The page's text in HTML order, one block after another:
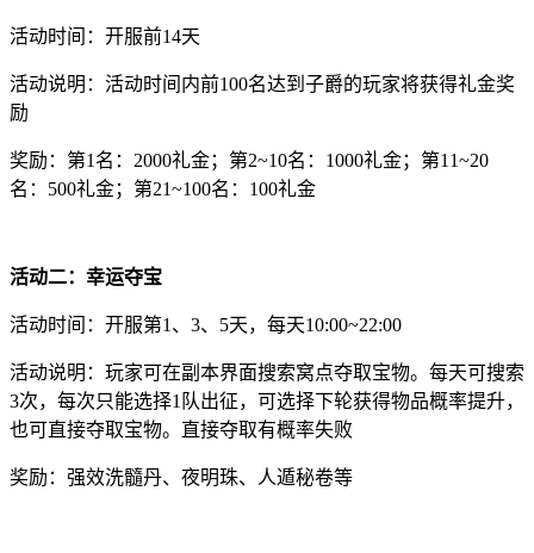
活动时间：开服前14天
活动说明：活动时间内前100名达到子爵的玩家将获得礼金奖
励
奖励：第1名：2000礼金；第2~10名：1000礼金；第11~20
名：500礼金；第21~100名：100礼金
活动二：幸运夺宝
活动时间：开服第1、3、5天，每天10:00~22:00
活动说明：玩家可在副本界面搜索窝点夺取宝物。每天可搜索
3次，每次只能选择1队出征，可选择下轮获得物品概率提升，
也可直接夺取宝物。直接夺取有概率失败
奖励：强效洗髓丹、夜明珠、人遁秘卷等